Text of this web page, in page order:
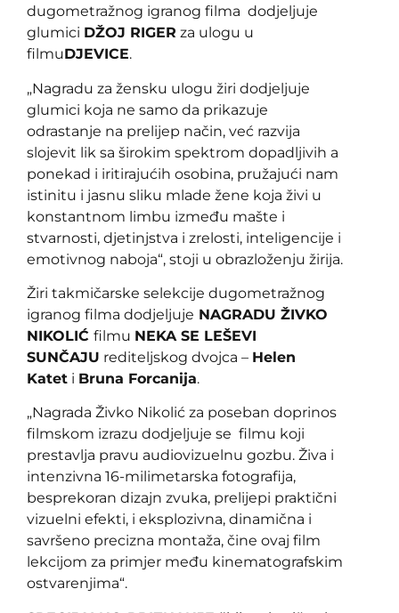
dugometražnog igranog filma dodjeljuje
glumici DŽOJ RIGER za ulogu u
filmuDJEVICE.
„Nagradu za žensku ulogu žiri dodjeljuje
glumici koja ne samo da prikazuje
odrastanje na prelijep način, već razvija
slojevit lik sa širokim spektrom dopadljivih a
ponekad i iritirajućih osobina, pružajući nam
istinitu i jasnu sliku mlade žene koja živi u
konstantnom limbu između mašte i
stvarnosti, djetinjstva i zrelosti, inteligencije i
emotivnog naboja“, stoji u obrazloženju žirija.
Žiri takmičarske selekcije dugometražnog
igranog filma dodjeljuje NAGRADU ŽIVKO
NIKOLIĆ filmu NEKA SE LEŠEVI
SUNČAJU rediteljskog dvojca – Helen
Katet i Bruna Forcanija.
„Nagrada Živko Nikolić za poseban doprinos
filmskom izrazu dodjeljuje se filmu koji
prestavlja pravu audiovizuelnu gozbu. Živa i
intenzivna 16-milimetarska fotografija,
besprekoran dizajn zvuka, prelijepi praktični
vizuelni efekti, i eksplozivna, dinamična i
savršeno precizna montaža, čine ovaj film
lekcijom za primjer među kinematografskim
ostvarenjima“.